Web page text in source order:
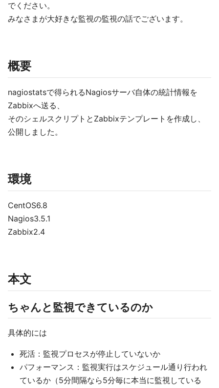
でください。
みなさまが大好きな監視の監視の話でございます。
概要
nagiostatsで得られるNagiosサーバ自体の統計情報を
Zabbixへ送る、
そのシェルスクリプトとZabbixテンプレートを作成し、
公開しました。
環境
CentOS6.8
Nagios3.5.1
Zabbix2.4
本文
ちゃんと監視できているのか
具体的には
死活：監視プロセスが停止していないか
パフォーマンス：監視実行はスケジュール通り行われ
ているか（5分間隔なら5分毎に本当に監視している